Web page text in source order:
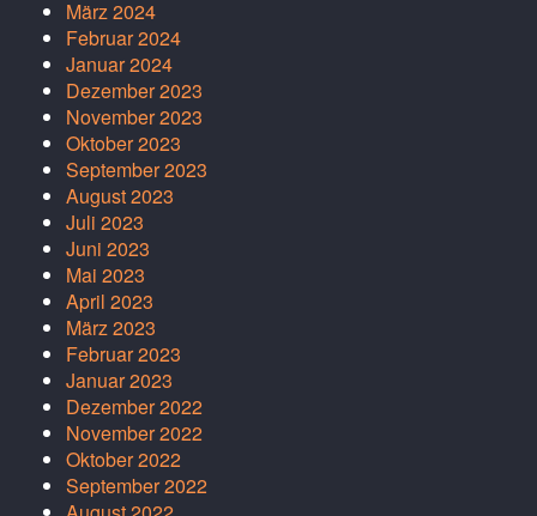
März 2024
Februar 2024
Januar 2024
Dezember 2023
November 2023
Oktober 2023
September 2023
August 2023
Juli 2023
Juni 2023
Mai 2023
April 2023
März 2023
Februar 2023
Januar 2023
Dezember 2022
November 2022
Oktober 2022
September 2022